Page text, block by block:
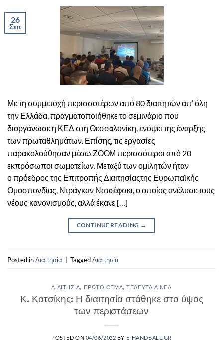
26
Σεπ
Με τη συμμετοχή περισσοτέρων από 80 διαιτητών απ’ όλη
την Ελλάδα, πραγματοποιήθηκε το σεμινάριο που
διοργάνωσε η ΚΕΔ στη Θεσσαλονίκη, ενόψει της έναρξης
των πρωταθλημάτων. Επίσης, τις εργασίες
παρακολούθησαν μέσω ΖΟΟΜ περισσότεροι από 20
εκπρόσωποι σωματείων. Μεταξύ των ομιλητών ήταν
ο πρόεδρος της Επιτροπής Διαιτησίαςτης Ευρωπαϊκής
Ομοσπονδίας, Ντράγκαν Νατσέφσκι, ο οποίος ανέλυσε τους
νέους κανονισμούς, αλλά έκανε […]
CONTINUE READING →
Posted inΔιαιτησία | TaggedΔιαιτησία
ΔΙΑΙΤΗΣΊΑ, ΠΡΏΤΟ ΘΈΜΑ,ΤΕΛΕΥΤΑΊΑ ΝΈΑ
Κ. Κατσίκης: Η διαιτησία στάθηκε στο ύψος
των περιστάσεων
POSTED ON 04/06/2022 BY E-HANDBALL.GR